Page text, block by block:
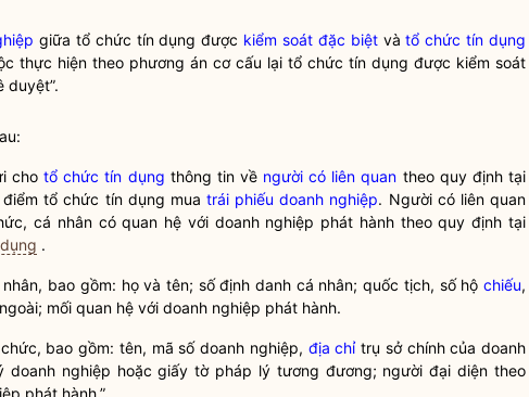
giữa tổ chức tín dụng được kiểm soát đặc biệtvàtổ chức tín dụng
thực hiện theo phương án cơ cấu lại tổ chức tín dụng được kiểm soát
duyệt”.
chotổ chức tín dụng thông tin về người có liên quan theo quy định tại
điểmtổ chức tín dụng muatrái phiếu doanh nghiệp. Người có liên quan
cá nhân có quan hệ với doanh nghiệp phát hành theo quy định tại
.
nhân, bao gồm: họ và tên; số định danh cá nhân; quốc tịch, số hộ chiếu,
mối quan hệ với doanh nghiệp phát hành.
bao gồm: tên, mã số doanh nghiệp, địa chỉtrụ sở chính của doanh
doanh nghiệp hoặc giấy tờ pháp lý tương đương; người đại diện theo
phát hành.”.